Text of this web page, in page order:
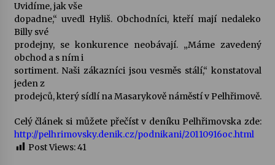
Za kulturou kousek za Humpolec. V Želivě ožije
13. 7. 2026
Varhanní recitál Michala Novenka v Klášteře
3. 7. 2026
Uvidíme, jak vše
dopadne,“ uvedl Hyliš. Obchodníci, kteří mají nedaleko
Billy své
prodejny, se konkurence neobávají. „Máme zavedený
obchod a s ním i
sortiment. Naši zákazníci jsou vesměs stálí,“ konstatoval
jeden z
prodejců, který sídlí na Masarykově náměstí v Pelhřimově.
Celý článek si můžete přečíst v deníku Pelhřimovska zde:
http://pelhrimovsky.denik.cz/podnikani/20110916oc.html
Post Views:41